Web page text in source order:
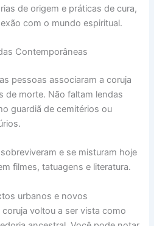
de origem e práticas de cura,
com o mundo espiritual.
Contemporâneas
pessoas associaram a coruja
de morte. Não faltam lendas
guardiã de cemitérios ou
e se misturam hoje
filmes, tatuagens e literatura.
urbanos e novos
voltou a ser vista como